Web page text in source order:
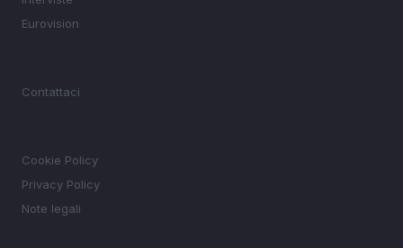
Eurovision
Contattaci
Cookie Policy
Privacy Policy
Note legali